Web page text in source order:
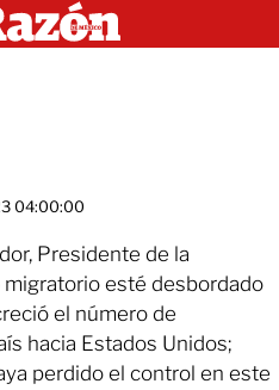
04:00:00
Presidente de la
esté desbordado
el número de
hacia Estados Unidos;
perdido el control en este